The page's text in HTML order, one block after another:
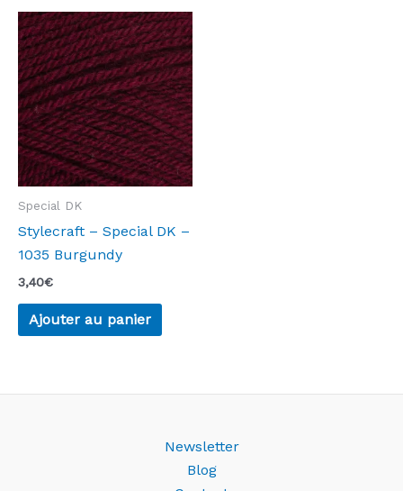
Special DK
Stylecraft – Special DK –
1035 Burgundy
3,40€
Ajouter au panier
Newsletter
Blog